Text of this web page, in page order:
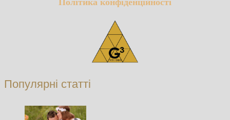
Політика конфіденційності
Популярні статті